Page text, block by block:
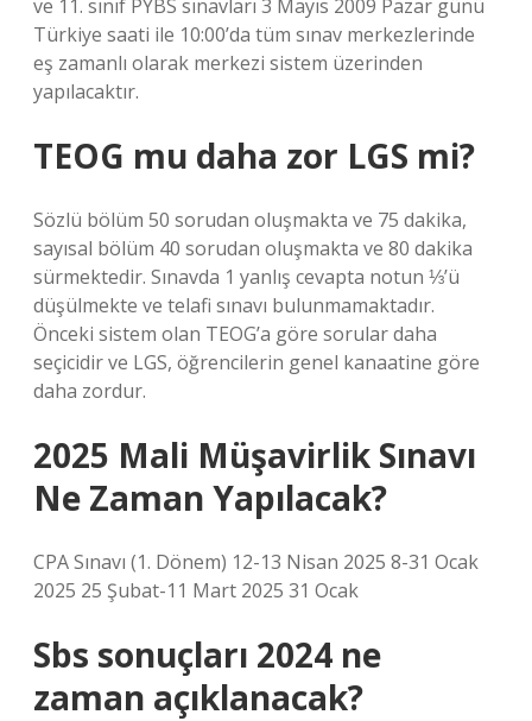
ve 11. sınıf PYBS sınavları 3 Mayıs 2009 Pazar günü
Türkiye saati ile 10:00’da tüm sınav merkezlerinde
eş zamanlı olarak merkezi sistem üzerinden
yapılacaktır.
TEOG mu daha zor LGS mi?
Sözlü bölüm 50 sorudan oluşmakta ve 75 dakika,
sayısal bölüm 40 sorudan oluşmakta ve 80 dakika
sürmektedir. Sınavda 1 yanlış cevapta notun ⅓’ü
düşülmekte ve telafi sınavı bulunmamaktadır.
Önceki sistem olan TEOG’a göre sorular daha
seçicidir ve LGS, öğrencilerin genel kanaatine göre
daha zordur.
2025 Mali Müşavirlik Sınavı
Ne Zaman Yapılacak?
CPA Sınavı (1. Dönem) 12-13 Nisan 2025 8-31 Ocak
2025 25 Şubat-11 Mart 2025 31 Ocak
Sbs sonuçları 2024 ne
zaman açıklanacak?